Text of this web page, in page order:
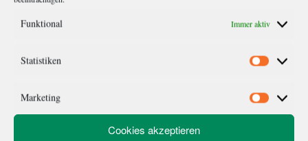
Funktional Immer aktiv
Statistiken
Marketing
Cookies akzeptieren
ob Du der Inhaber der eingegebenen Emailadresse bist. Du
Die Bestätigungsemail wird Hinweise zu den
Nachweises der Einwilligung der Nutzer, speichere ich den
Anmeldezeitpunkt nebst der IP-Adresse und lösche diese
Informationen, wenn sich der Nutzer von dem Abonnement